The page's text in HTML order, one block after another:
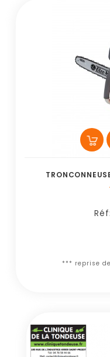
Réf:
*** reprise